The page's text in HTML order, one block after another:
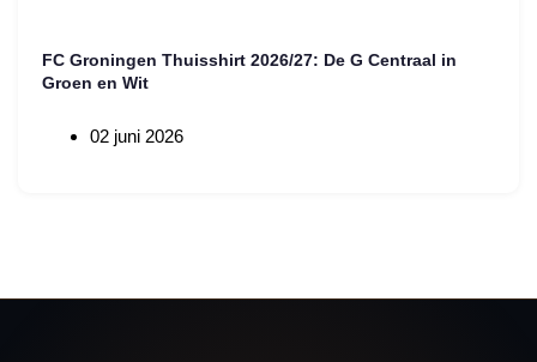
FC Groningen Thuisshirt 2026/27: De G Centraal in
Groen en Wit
02 juni 2026